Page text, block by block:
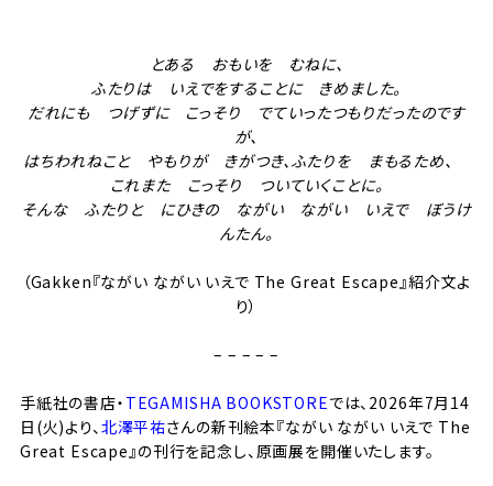
とある おもいを むねに、
ふたりは いえでをすることに きめました。
だれにも つげずに こっそり でていったつもりだったのです
が、
はちわれねこと やもりが きがつき、ふたりを まもるため、
これまた こっそり ついていくことに。
そんな ふたりと にひきの ながい ながい いえで ぼうけ
んたん。
（Gakken『ながい ながい いえで The Great Escape』紹介文よ
り）
– – – – –
手紙社の書店・ TEGAMISHA BOOKSTOREでは、2026年7月14
日(火)より、 北澤平祐さんの新刊絵本『ながい ながい いえで The
Great Escape』の刊行を記念し、原画展を開催いたします。